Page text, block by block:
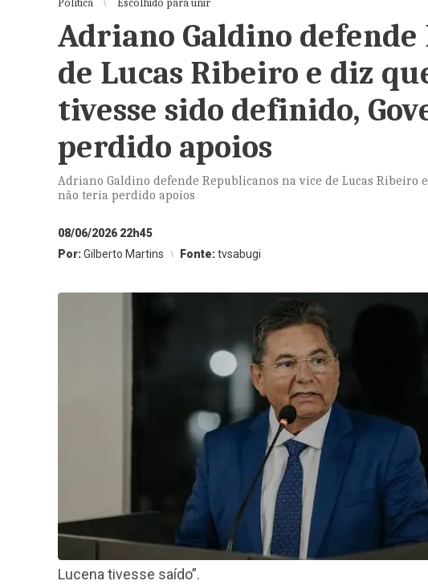
Política Escolhido para unir
Adriano Galdino defende
de Lucas Ribeiro e diz
tivesse sido definido,
perdido apoios
Adriano Galdino defende Republicanos na vice de Lucas Ribeiro
não teria perdido apoios
08/06/2026 22h45
Por:Gilberto Martins Fonte:tvsabugi
Lucena tivesse saído”.